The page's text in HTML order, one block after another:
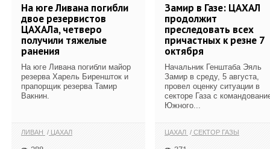
На юге Ливана погибли
двое резервистов
ЦАХАЛа, четверо
получили тяжелые
ранения
На юге Ливана погибли майор
резерва Харель Биреншток и
прапорщик резерва Тамир
Вакнин.
ЛИВАН ЦАХАЛ
Замир в Газе: ЦАХАЛ
продолжит
преследовать всех
причастных к резне 7
октября
Начальник Генштаба Эяль
Замир в среду, 5 августа,
провел оценку ситуации в
секторе Газа с
Южного...
ЦАХАЛ СЕКТОР ГАЗЫ